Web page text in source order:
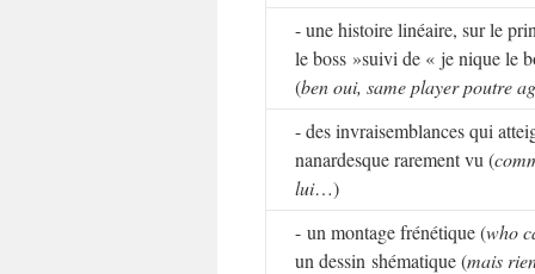
- une histoire linéaire, sur le
le boss »suivi de « je nique le
(ben oui, same player poutre
- des invraisemblances qui
nanardesque rarement vu (
lui…)
- un montage frénétique (who
un dessin shématique (mais